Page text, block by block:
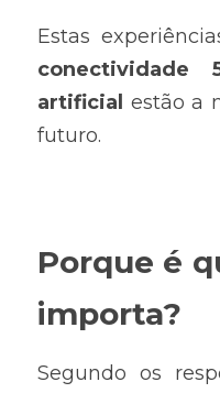
conectividade
artificial estão a
futuro.
Porque é
importa?
Segundo os